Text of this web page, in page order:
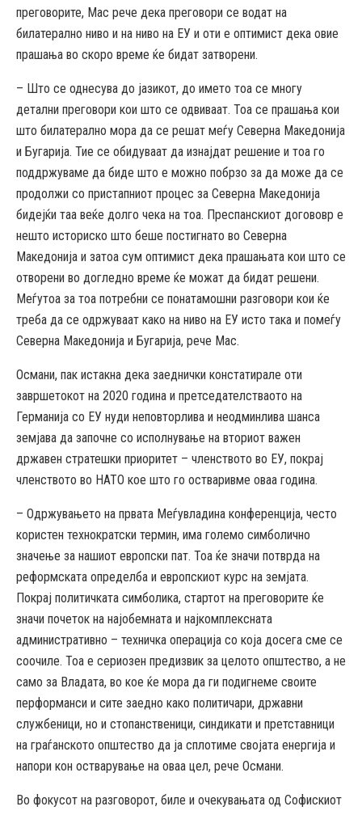
преговорите, Мас рече дека преговори се водат на
билатерално ниво и на ниво на ЕУ и оти е оптимист дека овие
прашања во скоро време ќе бидат затворени.
– Што се однесува до јазикот, до името тоа се многу
детални преговори кои што се одвиваат. Тоа се прашања кои
што билатерално мора да се решат меѓу Северна Македонија
и Бугарија. Тие се обидуваат да изнајдат решение и тоа го
поддржуваме да биде што е можно побрзо за да може да се
продолжи со пристапниот процес за Северна Македонија
бидејќи таа веќе долго чека на тоа. Преспанскиот догововр е
нешто историско што беше постигнато во Северна
Македонија и затоа сум оптимист дека прашањата кои што се
отворени во догледно време ќе можат да бидат решени.
Меѓутоа за тоа потребни се понатамошни разговори кои ќе
треба да се одржуваат како на ниво на ЕУ исто така и помеѓу
Северна Македонија и Бугарија, рече Мас.
Османи, пак истакна дека заеднички констатирале оти
завршетокот на 2020 година и претседателстваото на
Германија со ЕУ нуди неповторлива и неодминлива шанса
земјава да започне со исполнување на вториот важен
државен стратешки приоритет – членството во ЕУ, покрај
членството во НАТО кое што го остваривме оваа година.
– Одржувањето на првата Меѓувладина конференција, често
користен технократски термин, има големо симболично
значење за нашиот европски пат. Тоа ќе значи потврда на
реформската определба и европскиот курс на земјата.
Покрај политичката симболика, стартот на преговорите ќе
значи почеток на најобемната и најкомплексната
административно – техничка операција со која досега сме се
соочиле. Тоа е сериозен предизвик за целото општество, а не
само за Владата, во кое ќе мора да ги подигнеме своите
перформанси и сите заедно како политичари, државни
службеници, но и стопанственици, синдикати и претставници
на граѓанското општество да ја сплотиме својата енергија и
напори кон остварување на оваа цел, рече Османи.
Во фокусот на разговорот, биле и очекувањата од Софискиот